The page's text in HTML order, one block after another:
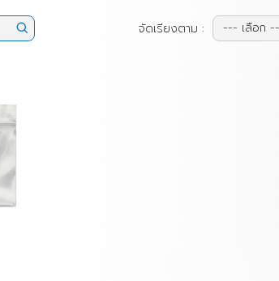
จัดเรียงตาม : --- เลือก